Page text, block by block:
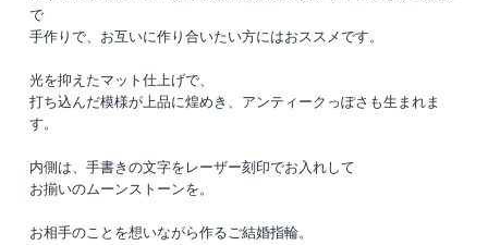
で
手作りで、お互いに作り合いたい方にはおススメです。
光を抑えたマット仕上げで、
打ち込んだ模様が上品に煌めき、アンティークっぽさも生まれま
す。
内側は、手書きの文字をレーザー刻印でお入れして
お揃いのムーンストーンを。
お相手のことを想いながら作るご結婚指輪。